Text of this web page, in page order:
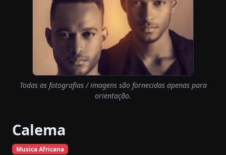
Todas as fotografias / imagens são fornecidas apenas para
orientação.
Calema
Musica Africana